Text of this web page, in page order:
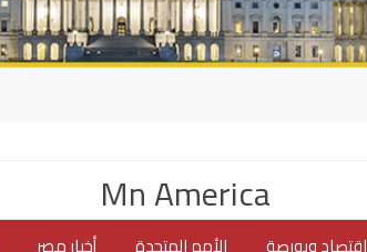
Mn America